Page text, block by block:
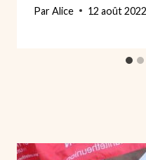
ParAlice 12 août 2022